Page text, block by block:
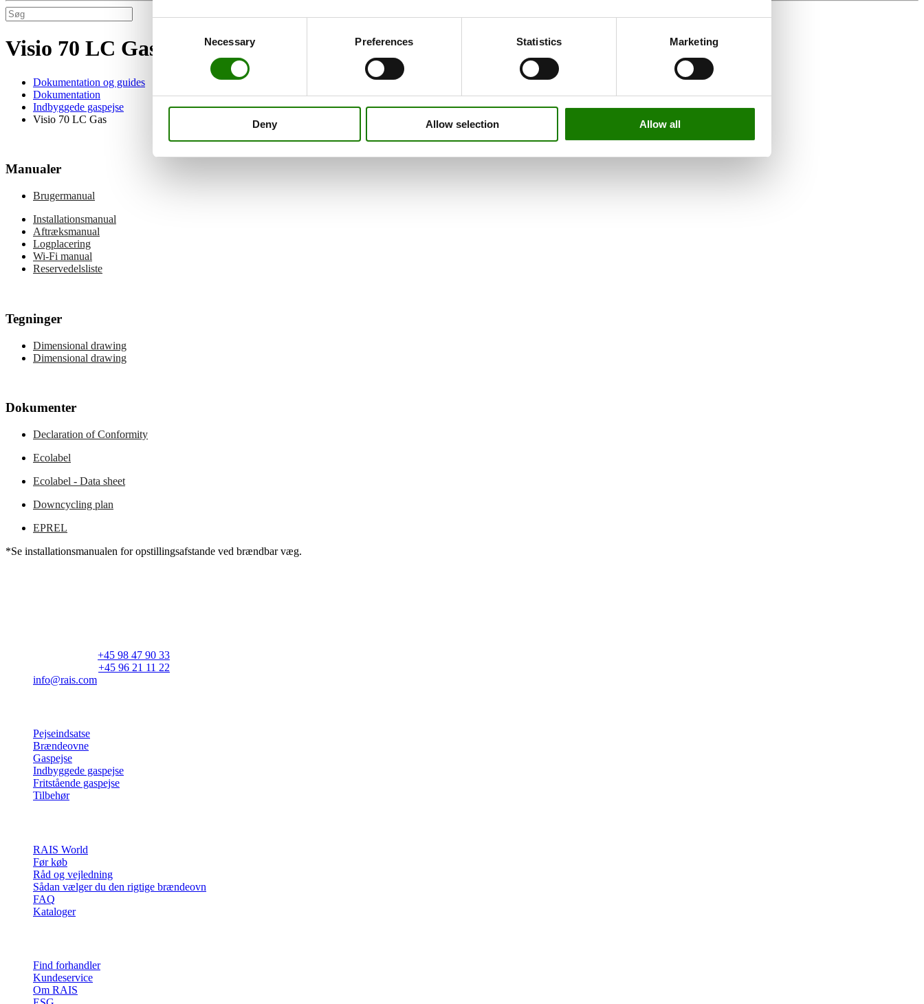
Necessary Preferences Statistics Marketing
Deny Allow selection Allow all
Visio 70 LC Gas
Dokumentation og guides
Dokumentation
Indbyggede gaspejse
Visio 70 LC Gas
Manualer
Brugermanual
Installationsmanual
Aftræksmanual
Logplacering
Wi-Fi manual
Reservedelsliste
Tegninger
Dimensional drawing
Dimensional drawing
Dokumenter
Declaration of Conformity
Ecolabel
Ecolabel - Data sheet
Downcycling plan
EPREL
*Se installationsmanualen for opstillingsafstande ved brændbar væg.
+45 98 47 90 33
+45 96 21 11 22
info@rais.com
Pejseindsatse
Brændeovne
Gaspejse
Indbyggede gaspejse
Fritstående gaspejse
Tilbehør
RAIS World
Før køb
Råd og vejledning
Sådan vælger du den rigtige brændeovn
FAQ
Kataloger
Find forhandler
Kundeservice
Om RAIS